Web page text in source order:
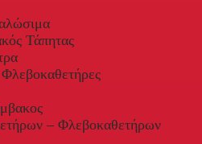
Τάπητας
– Φλεβοκαθετήρων